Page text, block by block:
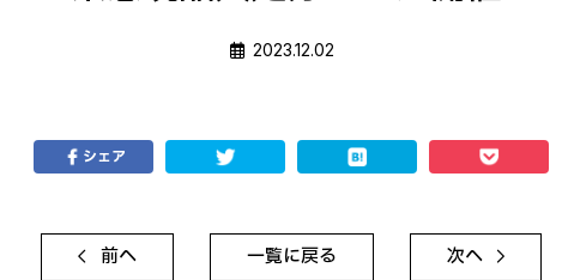
2023.12.02
シェア
前へ 一覧に戻る 次へ